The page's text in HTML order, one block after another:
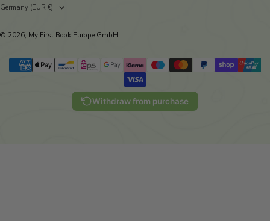
Country/region
Germany (EUR €)
© 2026, My First Book Europe GmbH
Withdraw from purchase